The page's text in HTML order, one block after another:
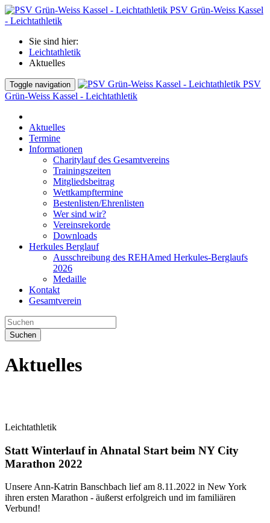
PSV Grün-Weiss Kassel
- Leichtathletik
Sie sind hier:
Leichtathletik
Aktuelles
Toggle navigation
PSV
Grün-Weiss Kassel - Leichtathletik
Aktuelles
Termine
Informationen
Charitylauf des Gesamtvereins
Trainingszeiten
Mitgliedsbeitrag
Wettkampftermine
Bestenlisten/Ehrenlisten
Wer sind wir?
Vereinsrekorde
Downloads
Herkules Berglauf
Ausschreibung des REHAmed Herkules-Berglaufs
2026
Medaille
Kontakt
Gesamtverein
Suchen
Aktuelles
Leichtathletik
Statt Winterlauf in Ahnatal Start beim NY City
Marathon 2022
Unsere Ann-Katrin Banschbach lief am 8.11.2022 in New York
ihren ersten Marathon - äußerst erfolgreich und im familiären
Verbund!